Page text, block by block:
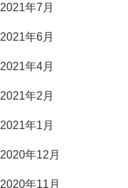
2021年7月
2021年6月
2021年4月
2021年2月
2021年1月
2020年12月
2020年11月